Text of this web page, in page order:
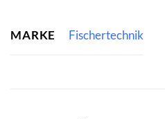
MARKE Fischertechnik